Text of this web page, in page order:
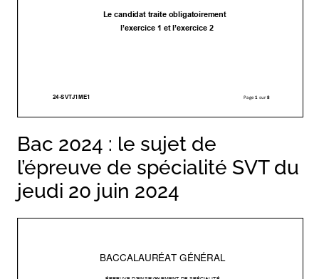
Bac 2024 : le sujet de
l’épreuve de spécialité SVT du
jeudi 20 juin 2024